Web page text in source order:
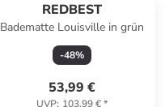
REDBEST
Badematte Louisville in grün
-48%
53,99 €
UVP: 103,99 €*